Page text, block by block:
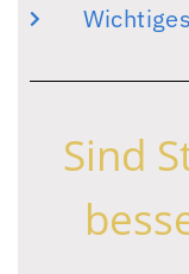
Sind